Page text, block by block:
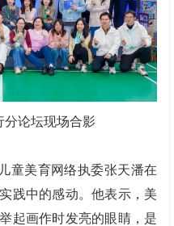
分论坛现场合影
童美育网络执委张天潘在
践中的感动。他表示，美
起画作时发亮的眼睛，是